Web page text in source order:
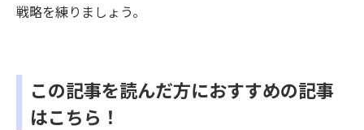
戦略を練りましょう。
この記事を読んだ方におすすめの記事
はこちら！